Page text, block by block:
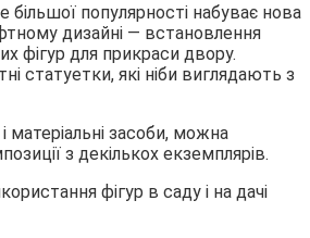
більшої популярності набуває нова
дизайні — встановлення
фігур для прикраси двору.
статуетки, які ніби виглядають з
матеріальні засоби, можна
з декількох екземплярів.
фігур в саду і на дачі